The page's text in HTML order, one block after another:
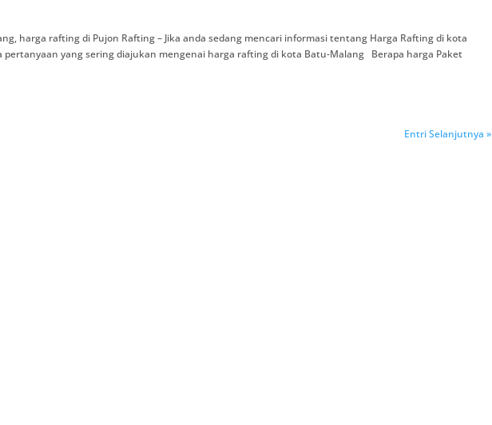
harga rafting di Pujon Rafting – Jika anda sedang mencari informasi tentang Harga Rafting di kota
pertanyaan yang sering diajukan mengenai harga rafting di kota Batu-Malang Berapa harga Paket
Entri Selanjutnya »